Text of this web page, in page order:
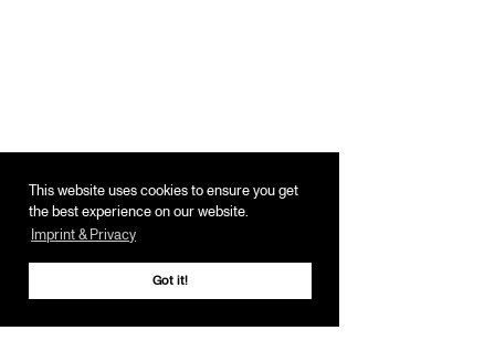
This website uses cookies to ensure you get
the best experience on our website.
Imprint & Privacy
Got it!